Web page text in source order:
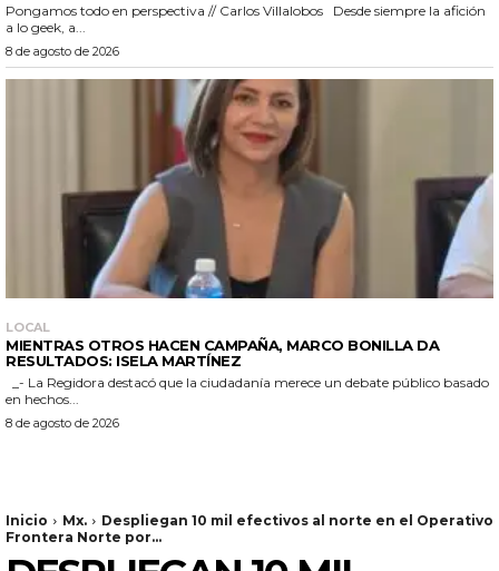
Pongamos todo en perspectiva // Carlos Villalobos Desde siempre la afición
a lo geek, a...
8 de agosto de 2026
LOCAL
MIENTRAS OTROS HACEN CAMPAÑA, MARCO BONILLA DA
RESULTADOS: ISELA MARTÍNEZ
en hechos...
8 de agosto de 2026